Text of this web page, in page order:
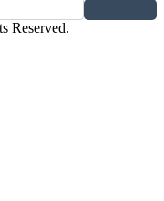
Reserved.